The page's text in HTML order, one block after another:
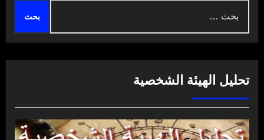
عن:
تحليل الهيئة الشخصية